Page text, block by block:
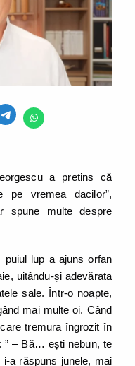
a pretins că
pe vremea dacilor”,
spune multe despre
lup a ajuns orfan
uitându-și adevărata
sale. Într-o noapte,
mai multe oi. Când
tremura îngrozit în
” – Bă… ești nebun, te
i-a răspuns junele, mai